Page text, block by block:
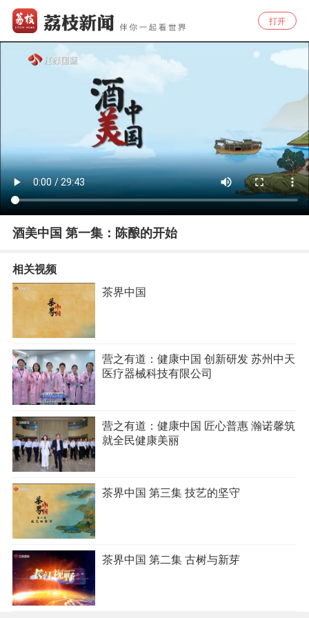
打开
酒美中国 第一集：陈酿的开始
相关视频
茶界中国
营之有道：健康中国 创新研发 苏州中天
医疗器械科技有限公司
营之有道：健康中国 匠心普惠 瀚诺馨筑
就全民健康美丽
茶界中国 第三集 技艺的坚守
茶界中国 第二集 古树与新芽